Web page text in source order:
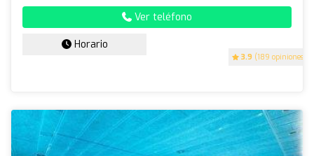
3.9 (189 opiniones)
Ver teléfono
Horario